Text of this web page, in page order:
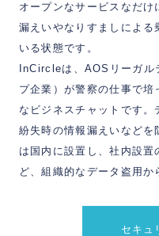
オープンなサービスなだ
漏えいやなりすましによる
いる状態です。
InCircleは、AOSリーガル
プ企業）が警察の仕事で
なビジネスチャットです
紛失時の情報漏えいなどを
は国内に設置し、社内設
ど、組織的なデータ盗用か
セキュ